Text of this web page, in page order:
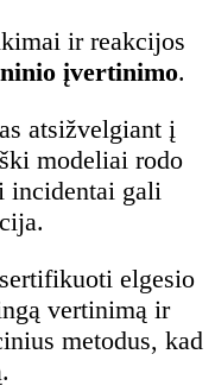
ir reakcijos
įvertinimo.
atsižvelgiant į
modeliai rodo
incidentai gali
elgesio
vertinimą ir
metodus, kad